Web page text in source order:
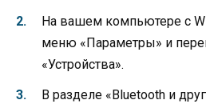
На вашем компьютере с
меню «Параметры» и
«Устройства».
В разделе «Bluetooth и